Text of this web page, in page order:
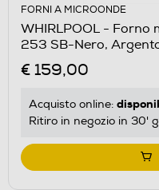
FORNI A MICROONDE
WHIRLPOOL - Forno
253 SB-Nero,
€ 159,00
Acquisto online:
Ritiro in negozio in 30'